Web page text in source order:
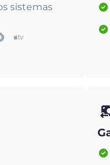
sistemas